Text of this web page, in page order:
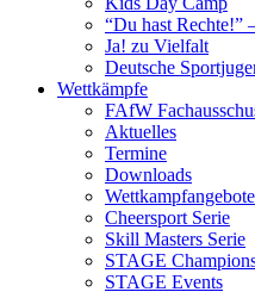
“Du hast Rechte!”
Ja! zu Vielfalt
Deutsche
Wettkämpfe
FAfW
Aktuelles
Termine
Downloads
Wettkampfangebote
Cheersport Serie
Skill Masters Serie
STAGE
STAGE Events